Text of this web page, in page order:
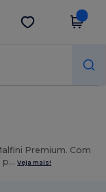
Obter app
Premium. Com
p…Veja mais!